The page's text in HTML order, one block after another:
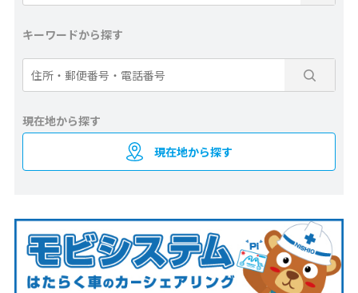
キーワードから探す
現在地から探す
現在地から探す